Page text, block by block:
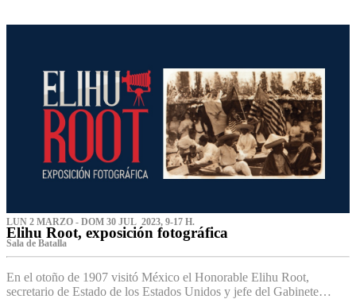
LUN 2 MARZO - DOM 30 JUL 2023, 9-17 H.
Elihu Root, exposición fotográfica
Sala de Batalla
En el otoño de 1907 visitó México el Honorable Elihu Root,
secretario de Estado de los Estados Unidos y jefe del Gabinete…